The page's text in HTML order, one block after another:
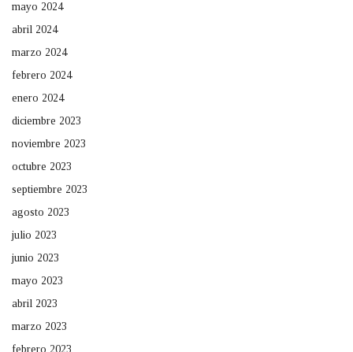
mayo 2024
abril 2024
marzo 2024
febrero 2024
enero 2024
diciembre 2023
noviembre 2023
octubre 2023
septiembre 2023
agosto 2023
julio 2023
junio 2023
mayo 2023
abril 2023
marzo 2023
febrero 2023